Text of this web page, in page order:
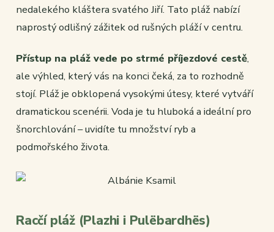
nedalekého kláštera svatého Jiří. Tato pláž nabízí
naprostý odlišný zážitek od rušných pláží v centru.
Přístup na pláž vede po strmé příjezdové cestě,
ale výhled, který vás na konci čeká, za to rozhodně
stojí. Pláž je obklopená vysokými útesy, které vytváří
dramatickou scenérii. Voda je tu hluboká a ideální pro
šnorchlování – uvidíte tu množství ryb a
podmořského života.
Racčí pláž (Plazhi i Pulëbardhës)